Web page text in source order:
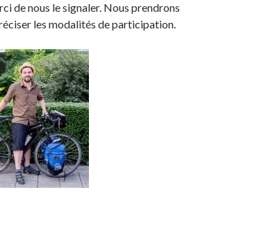
de nous le signaler. Nous prendrons
les modalités de participation.